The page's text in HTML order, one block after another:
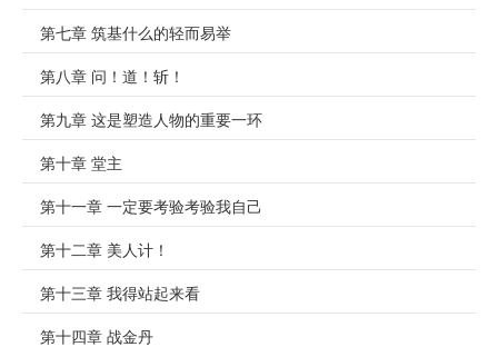
第七章 筑基什么的轻而易举
第八章 问！道！斩！
第九章 这是塑造人物的重要一环
第十章 堂主
第十一章 一定要考验考验我自己
第十二章 美人计！
第十三章 我得站起来看
第十四章 战金丹